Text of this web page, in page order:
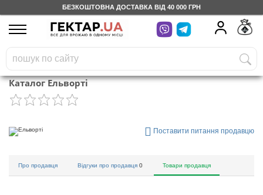
БЕЗКОШТОВНА ДОСТАВКА ВІД 40 000 ГРН
UA
На вашому
бонусному рахунку
грн
Безкоштовно по Україні
Щоденник
Каталог Ельворті
Поставити питання продавцю
Про продавця Відгуки про продавця 0 Товари продавця